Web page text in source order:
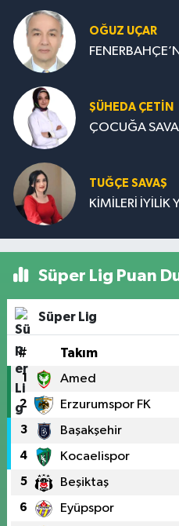
OĞUZ UÇAR
ŞÜHEDA ÇETİN
ÇOCUĞA
TUĞÇE SAVAŞ
KİMİLERİ İYİLİK
Süper Lig Puan
Süper Lig
# Takım
1 Amed
2 Erzurumspor FK
3 Başakşehir
4 Kocaelispor
5 Beşiktaş
6 Eyüpspor